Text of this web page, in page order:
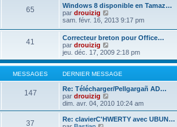
65
Windows 8 disponible en Tamaz…
par drouizig
o
u
l
t
e
r
l
d
e
r
n
i
sam. févr. 16, 2013 9:17 pm
41
Correcteur breton pour Office…
par drouizig
o
n
s
u
l
t
r
l
e
jeu. déc. 17, 2009 2:18 pm
MESSAGES DERNIER MESSAGE
147
Re: Télécharger/Pellgargañ AD…
par drouizig
o
n
s
dim. avr. 04, 2010 10:24 am
37
Re: clavierC'HWERTY avec UBUN…